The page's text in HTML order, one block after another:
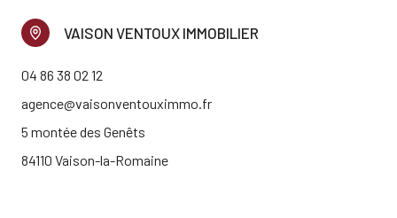
VAISON VENTOUX IMMOBILIER
04 86 38 02 12
agence@vaisonventouximmo.fr
5 montée des Genêts
84110 Vaison-la-Romaine